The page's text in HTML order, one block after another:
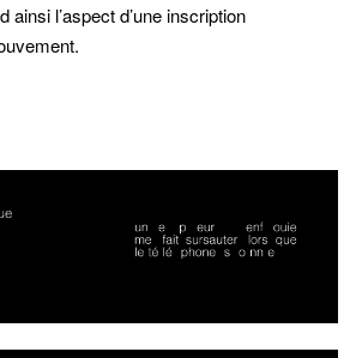
ainsi l’aspect d’une inscription